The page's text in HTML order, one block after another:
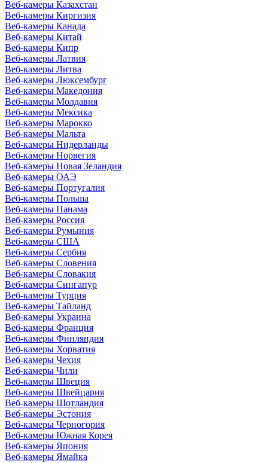
Веб-камеры Казахстан
Веб-камеры Киргизия
Веб-камеры Канада
Веб-камеры Китай
Веб-камеры Кипр
Веб-камеры Латвия
Веб-камеры Литва
Веб-камеры Люксембург
Веб-камеры Македония
Веб-камеры Молдавия
Веб-камеры Мексика
Веб-камеры Марокко
Веб-камеры Мальта
Веб-камеры Нидерланды
Веб-камеры Норвегия
Веб-камеры Новая Зеландия
Веб-камеры ОАЭ
Веб-камеры Португалия
Веб-камеры Польша
Веб-камеры Панама
Веб-камеры Россия
Веб-камеры Румыния
Веб-камеры США
Веб-камеры Сербия
Веб-камеры Словения
Веб-камеры Словакия
Веб-камеры Сингапур
Веб-камеры Турция
Веб-камеры Тайланд
Веб-камеры Украина
Веб-камеры Франция
Веб-камеры Финляндия
Веб-камеры Хорватия
Веб-камеры Чехия
Веб-камеры Чили
Веб-камеры Швеция
Веб-камеры Швейцария
Веб-камеры Шотландия
Веб-камеры Эстония
Веб-камеры Черногория
Веб-камеры Южная Корея
Веб-камеры Япония
Веб-камеры Ямайка